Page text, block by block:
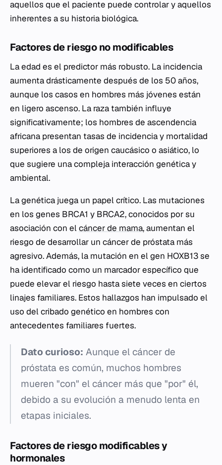
aquellos que el paciente puede controlar y aquellos
inherentes a su historia biológica.
Factores de riesgo no modificables
La edad es el predictor más robusto. La incidencia
aumenta drásticamente después de los 50 años,
aunque los casos en hombres más jóvenes están
en ligero ascenso. La raza también influye
significativamente; los hombres de ascendencia
africana presentan tasas de incidencia y mortalidad
superiores a los de origen caucásico o asiático, lo
que sugiere una compleja interacción genética y
ambiental.
La genética juega un papel crítico. Las mutaciones
en los genes BRCA1 y BRCA2, conocidos por su
asociación con elcáncer de mama, aumentan el
riesgo de desarrollar un cáncer de próstata más
agresivo. Además, la mutación en el gen HOXB13se
ha identificado como un marcador específico que
puede elevar el riesgo hasta siete veces en ciertos
linajes familiares. Estos hallazgos han impulsado el
uso del cribado genético en hombres con
antecedentes familiares fuertes.
Dato curioso: Aunque el cáncer de
próstata es común, muchos hombres
mueren "con" el cáncer más que "por" él,
debido a su evolución a menudo lenta en
etapas iniciales.
Factores de riesgo modificables y
hormonales